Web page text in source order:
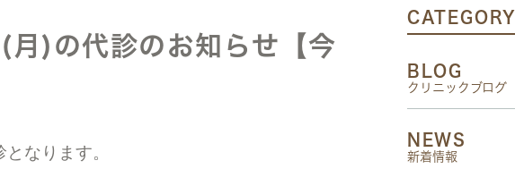
)の代診のお知らせ【今
なります。
CATEGORY
BLOG
クリニックブログ
NEWS
新着情報